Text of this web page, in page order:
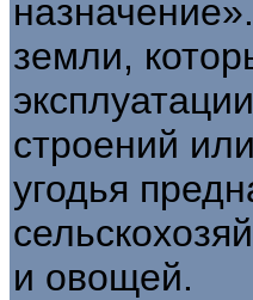
земли,
строений
угодья
и овощей.